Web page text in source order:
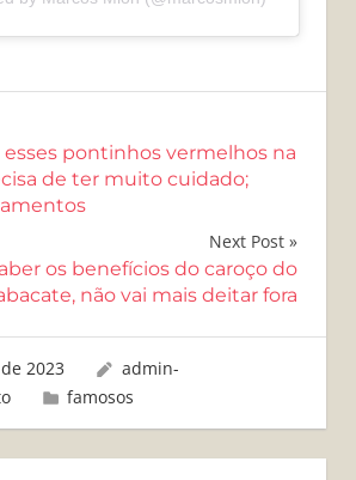
pontinhos vermelhos na
de ter muito cuidado;
Next Post
os benefícios do caroço do
não vai mais deitar fora
2023
admin-
famosos